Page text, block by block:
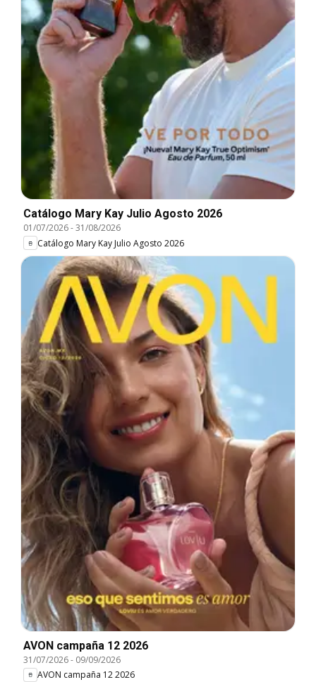
Catálogo Mary Kay Julio Agosto 2026
01/07/2026-31/08/2026
Catálogo Mary Kay Julio Agosto 2026
AVON campaña 12 2026
31/07/2026- 09/09/2026
AVON campaña 12 2026